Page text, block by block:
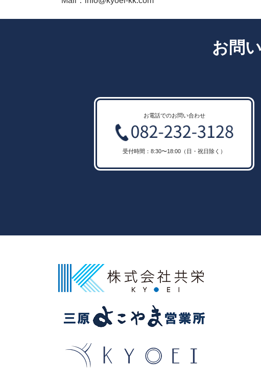
お問
お電話でのお問い合わせ
受付時間：8:30〜18:00（日・祝日除く）